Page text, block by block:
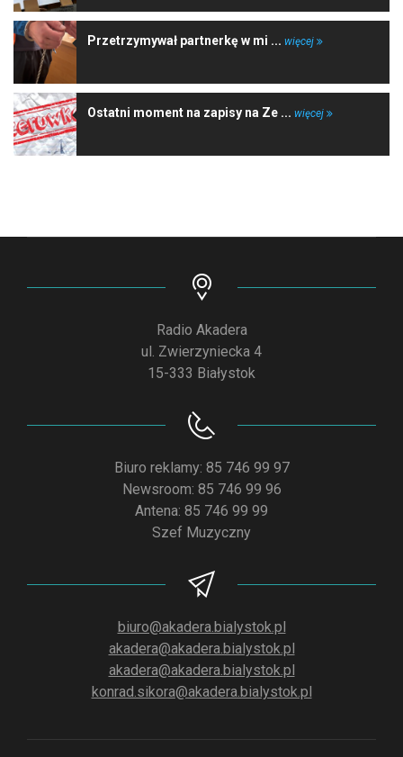
Przetrzymywał partnerkę w mi ... więcej
Ostatni moment na zapisy na Ze ... więcej
Radio Akadera
ul. Zwierzyniecka 4
15-333 Białystok
Biuro reklamy: 85 746 99 97
Newsroom: 85 746 99 96
Antena: 85 746 99 99
Szef Muzyczny
biuro@akadera.bialystok.pl
akadera@akadera.bialystok.pl
akadera@akadera.bialystok.pl
konrad.sikora@akadera.bialystok.pl